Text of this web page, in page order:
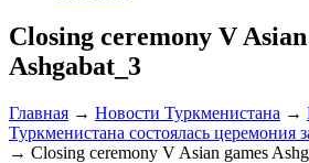
Closing ceremony V Asian
Ashgabat_3
Главная → Новости Туркменистана →
Туркменистана состоялась церемония
→ Closing ceremony V Asian games